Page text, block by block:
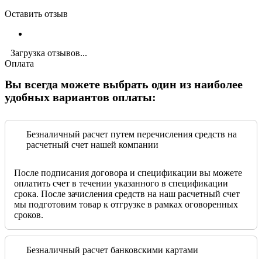
Оставить отзыв
Загрузка отзывов...
Оплата
Вы всегда можете выбрать один из наиболее
удобных вариантов оплаты:
Безналичный расчет путем перечисления средств на
расчетный счет нашей компании
После подписания договора и спецификации вы можете
оплатить счет в течении указанного в спецификации
срока. После зачисления средств на наш расчетный счет
мы подготовим товар к отгрузке в рамках оговоренных
сроков.
Безналичный расчет банковскими картами